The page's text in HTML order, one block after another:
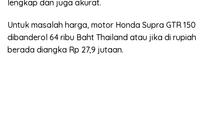
lengkap dan juga akurat.
Untuk masalah harga, motor Honda Supra GTR 150
dibanderol 64 ribu Baht Thailand atau jika di rupiah
berada diangka Rp 27,9 jutaan.